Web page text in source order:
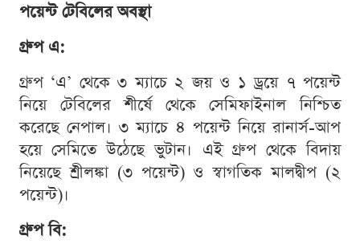
পয়েন্ট টেবিলের অবস্থা
গ্রুপ এ:
গ্রুপ ‘এ’ থেকে ৩ ম্যাচে ২ জয় ও ১ ড্রয়ে ৭ পয়েন্ট
নিয়ে টেবিলের শীর্ষে থেকে সেমিফাইনাল নিশ্চিত
করেছে নেপাল। ৩ ম্যাচে ৪ পয়েন্ট নিয়ে রানার্স-আপ
হয়ে সেমিতে উঠেছে ভুটান। এই গ্রুপ থেকে বিদায়
নিয়েছে শ্রীলঙ্কা (৩ পয়েন্ট) ও স্বাগতিক মালদ্বীপ (২
পয়েন্ট)।
গ্রুপ বি: